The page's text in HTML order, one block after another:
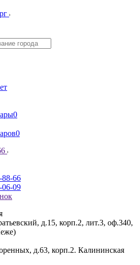
0
0
88-66
06-09
д.15, корп.2, лит.3, оф.340,
д.63, корп.2. Калининская